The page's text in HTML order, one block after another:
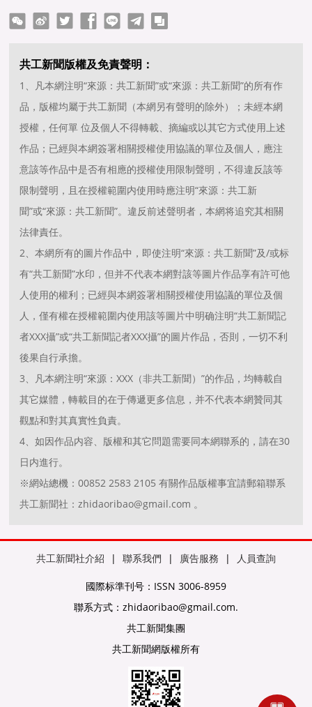
linetelegram copy
共工新聞版權及免責聲明：
1、凡本網注明“來源：共工新聞”或“來源：共工新聞”的所有作
品，版權均屬于共工新聞（本網另有聲明的除外）；未經本網
授權，任何單 位及個人不得轉載、摘編或以其它方式使用上述
作品；已經與本網簽署相關授權使用協議的單位及個人，應注
意該等作品中是否有相應的授權使用限制聲明，不得違反該等
限制聲明，且在授權範圍内使用時應注明“來源：共工新
聞”或“來源：共工新聞”。違反前述聲明者，本網将追究其相關
法律責任。
2、本網所有的圖片作品中，即使注明“來源：共工新聞”及/或标
有“共工新聞”水印，但并不代表本網對該等圖片作品享有許可他
人使用的權利；已經與本網簽署相關授權使用協議的單位及個
人，僅有權在授權範圍内使用該等圖片中明确注明“共工新聞記
者XXX攝”或“共工新聞記者XXX攝”的圖片作品，否則，一切不利
後果自行承擔。
3、凡本網注明“來源：XXX（非共工新聞）”的作品，均轉載自
其它媒體，轉載目的在于傳遞更多信息，并不代表本網贊同其
觀點和對其真實性負責。
4、如因作品内容、版權和其它問題需要同本網聯系的，請在30
日内進行。
※網站總機：00852 2583 2105 有關作品版權事宜請郵箱聯系
共工新聞社：zhidaoribao@gmail.com 。
共工新聞社介紹 | 聯系我們 | 廣告服務 | 人員查詢
國際标準刊号：ISSN 3006-8959
聯系方式：zhidaoribao@gmail.com.
共工新聞集團
共工新聞網版權所有